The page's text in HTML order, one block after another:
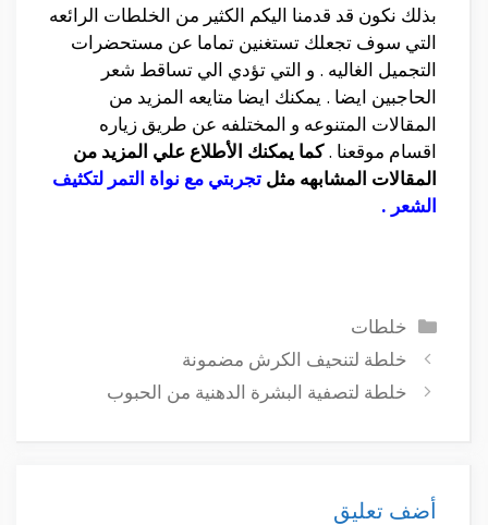
بذلك نكون قد قدمنا اليكم الكثير من الخلطات الرائعه
التي سوف تجعلك تستغنين تماما عن مستحضرات
التجميل الغاليه . و التي تؤدي الي تساقط شعر
الحاجبين ايضا . يمكنك ايضا متايعه المزيد من
المقالات المتنوعه و المختلفه عن طريق زياره
اقسام موقعنا .كما يمكنك الأطلاع علي المزيد من
المقالات المشابهه مثل تجربتي مع نواة التمر لتكثيف
الشعر .
التصنيفات
خلطات
خلطة لتنحيف الكرش مضمونة
خلطة لتصفية البشرة الدهنية من الحبوب
أضف تعليق